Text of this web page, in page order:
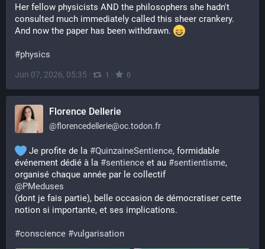
Her fellow physicists AND the philosophers she hadn't
consulted much immediately called this sheer crankery.
And now the paper has been withdrawn.
#physics
Jun 07, 2026, 05:35 · 1 · 0
Florence Dellerie
@florencedellerie@oc.todon.fr
Je profite de la #QuinzaineSentience, formidable
événement dédié à la #sentience et au #sentientisme,
organisé chaque année par le collectif
@PMeduses
(dont je fais partie), belle occasion de démocratiser cette
notion si importante, et ses implications.
#conscience #vulgarisation